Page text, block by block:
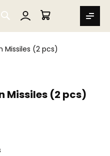
SEARCH
MIN VARUKORG
Missiles (2 pcs)
Missiles (2 pcs)